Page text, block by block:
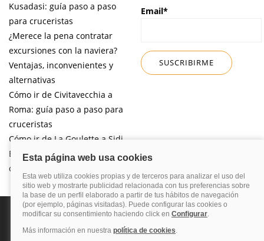
Kusadasi: guía paso a paso
para cruceristas
¿Merece la pena contratar
excursiones con la naviera?
Ventajas, inconvenientes y
alternativas
Cómo ir de Civitavecchia a
Roma: guía paso a paso para
cruceristas
Cómo ir de La Goulette a Sidi
Bou Said por libre desde tu
crucero
Email*
Política de cookies